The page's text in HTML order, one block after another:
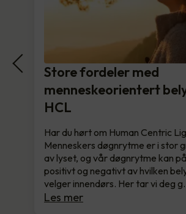
Store fordeler med
menneskeorientert
HCL
Har du hørt om Human Centric
Menneskers døgnrytme er i stor
av lyset, og vår døgnrytme kan
positivt og negativt av hvilken
velger innendørs. Her tar vi deg
Les mer